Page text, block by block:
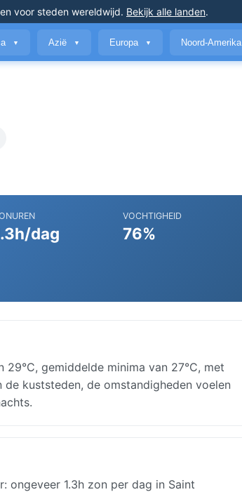
voor steden wereldwijd. Bekijk alle landen.
▼ Azië ▼ Europa ▼ Noord-Amerika
dag
VOCHTIGHEID
76%
gemiddelde minima van 27°C, met
kuststeden, de omstandigheden voelen
ongeveer 1.3h zon per dag in Saint